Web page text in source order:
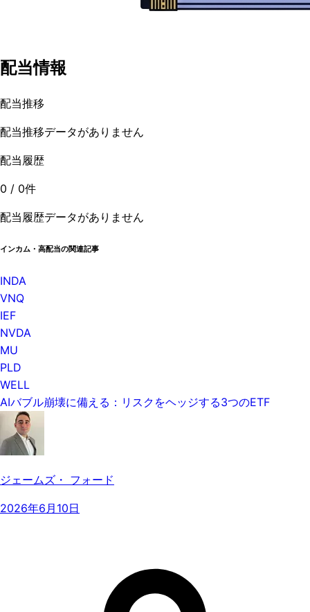
配当情報
配当推移
配当推移データがありません
配当履歴
0 / 0件
配当履歴データがありません
インカム・高配当の関連記事
INDA
VNQ
IEF
NVDA
MU
PLD
WELL
AIバブル崩壊に備える：リスクをヘッジする3つのETF
ジェームズ・ フォード
2026年6月10日